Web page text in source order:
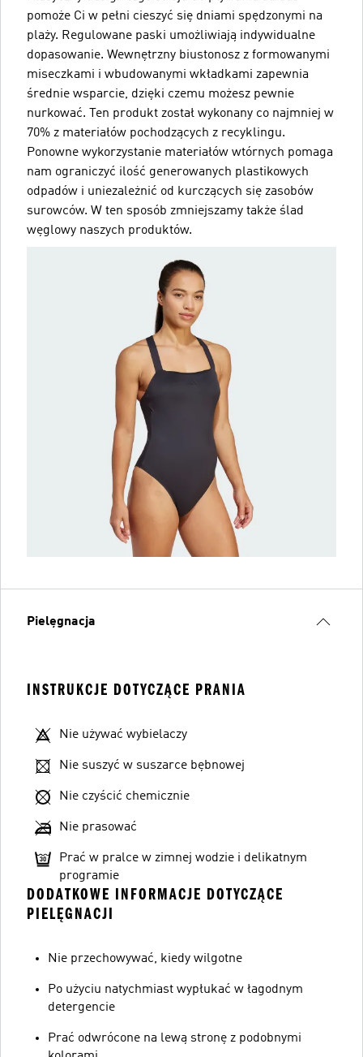
pomoże Ci w pełni cieszyć się dniami spędzonymi na
plaży. Regulowane paski umożliwiają indywidualne
dopasowanie. Wewnętrzny biustonosz z formowanymi
miseczkami i wbudowanymi wkładkami zapewnia
średnie wsparcie, dzięki czemu możesz pewnie
nurkować. Ten produkt został wykonany co najmniej w
70% z materiałów pochodzących z recyklingu.
Ponowne wykorzystanie materiałów wtórnych pomaga
nam ograniczyć ilość generowanych plastikowych
odpadów i uniezależnić od kurczących się zasobów
surowców. W ten sposób zmniejszamy także ślad
węglowy naszych produktów.
Pielęgnacja
INSTRUKCJE DOTYCZĄCE PRANIA
Nie używać wybielaczy
Nie suszyć w suszarce bębnowej
Nie czyścić chemicznie
Nie prasować
Prać w pralce w zimnej wodzie i delikatnym
programie
DODATKOWE INFORMACJE DOTYCZĄCE
PIELĘGNACJI
Nie przechowywać, kiedy wilgotne
Po użyciu natychmiast wypłukać w łagodnym
detergencie
Prać odwrócone na lewą stronę z podobnymi